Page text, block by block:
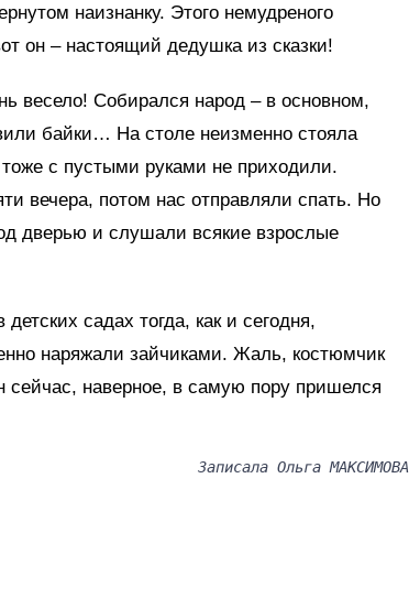
наизнанку. Этого немудреного
он – настоящий дедушка из сказки!
весело! Собирался народ – в основном,
байки… На столе неизменно стояла
с пустыми руками не приходили.
вечера, потом нас отправляли спать. Но
дверью и слушали всякие взрослые
садах тогда, как и сегодня,
наряжали зайчиками. Жаль, костюмчик
сейчас, наверное, в самую пору пришелся
Записала Ольга МАКСИМОВА